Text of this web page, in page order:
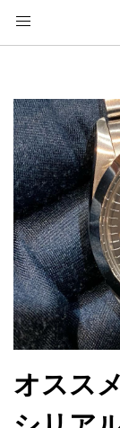
オスス